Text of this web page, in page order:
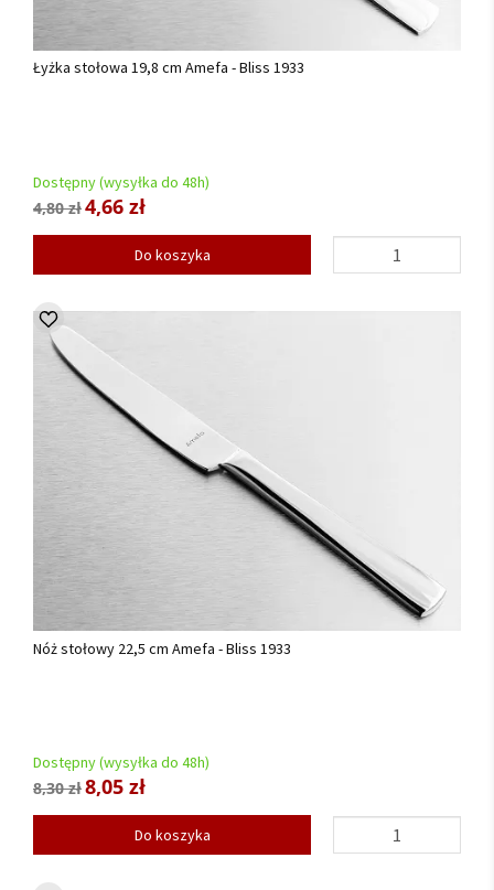
Łyżka stołowa 19,8 cm Amefa - Bliss 1933
Dostępny (wysyłka do 48h)
4,80 zł4,66 zł
Do koszyka
Nóż stołowy 22,5 cm Amefa - Bliss 1933
Dostępny (wysyłka do 48h)
8,30 zł8,05 zł
Do koszyka